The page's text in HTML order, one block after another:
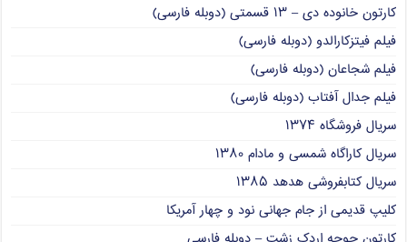
کارتون خانوده دی – ۱۳ قسمتی (دوبله فارسی)
فیلم فیتزکارالدو (دوبله فارسی)
فیلم شجاعان (دوبله فارسی)
فیلم جدال آفتاب (دوبله فارسی)
سریال فروشگاه ۱۳۷۴
سریال کاراگاه شمسی و مادام ۱۳۸۰
سریال کتابفروشی هدهد ۱۳۸۵
کلیپ قدیمی از جام جهانی نود و چهار آمریکا